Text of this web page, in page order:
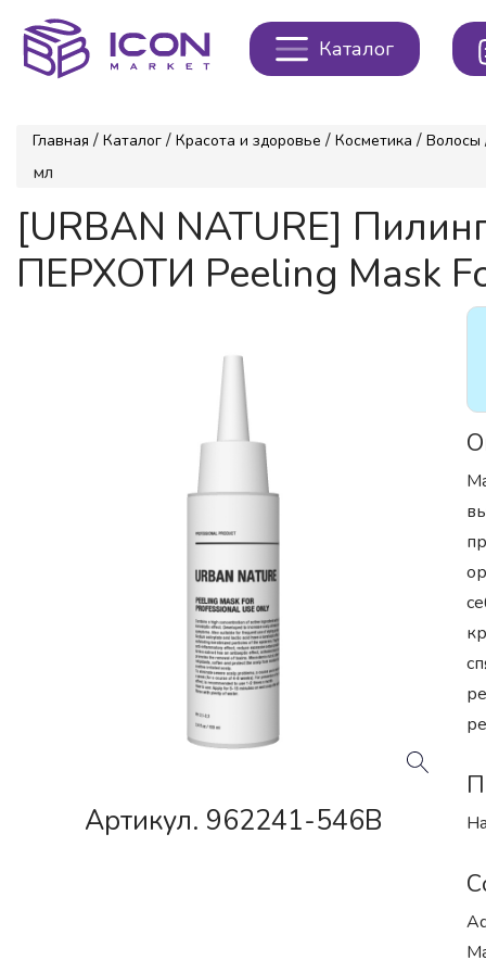
Каталог
Главная / Каталог / Красота и здоровье / Косметика / Волосы
мл
[URBAN NATURE]
ПЕРХОТИ Peeling Mask
Артикул. 962241-546B